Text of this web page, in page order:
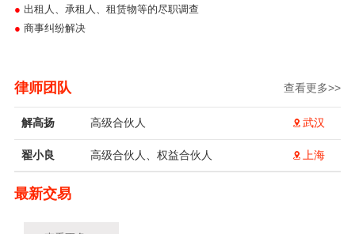
● 出租人、承租人、租赁物等的尽职调查
● 商事纠纷解决
律师团队 查看更多>>
解高扬 高级合伙人 武汉
翟小良 高级合伙人、权益合伙人 上海
最新交易